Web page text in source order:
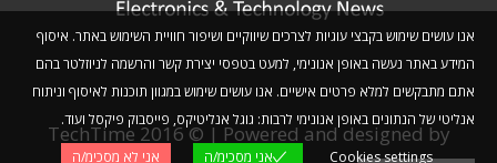
אנו עושים שימוש בקבצי עוגיות לצרכים שיווקיים ושיפור חוויית השימוש באתר. איסוף
המידע באתר נעשה באופן אנונימי, למעט בטפסי יצירת קשר והרשמה לניוזלטר בהם
אתם מתבקשים למלא פרטים אישיים. אנו עושים שימוש במגוון תוכנות לאיסוף וניתוח
אנליטי של הנתונים באופן אנונימי לרבות: גוגל אנליטיקס, פייסבוק פיקסל ועוד.
Cookies settings
אני מסכימ/ה אני לא מסכימ/ה
TechTime 2016 © | Powered and designed by